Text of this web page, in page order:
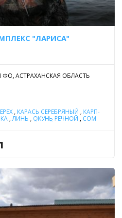
"ЛАРИСА"
АСТРАХАНСКАЯ ОБЛАСТЬ
, КАРАСЬ СЕРЕБРЯНЫЙ , КАРП-
,ЛИНЬ , ОКУНЬ РЕЧНОЙ , СОМ